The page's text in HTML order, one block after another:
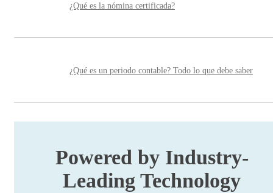
¿Qué es la nómina certificada?
¿Qué es un periodo contable? Todo lo que debe saber
Powered by Industry-
Leading Technology